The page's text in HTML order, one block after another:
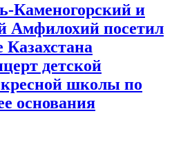
Каменогорский и
Амфилохий посетил
детской
школы по
основания